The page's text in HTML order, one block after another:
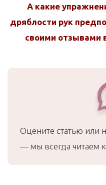
А какие
дряблости рук
своими отзывами
Оцените статью или
— мы всегда читаем